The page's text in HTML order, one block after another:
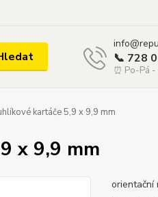
📞 728
⏰ Po-Pá
kartáče 5,9 x 9,9 mm
x 9,9 mm
orientační